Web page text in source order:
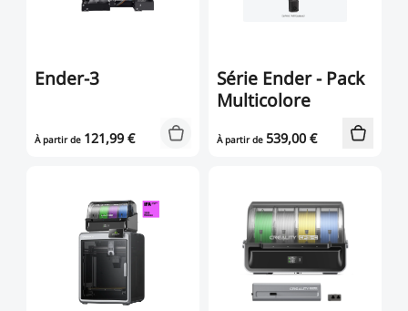
Ender-3
À partir de 121,99 €
Série Ender - Pack
Multicolore
À partir de 539,00 €